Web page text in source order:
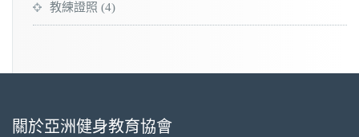
教練證照 (4)
關於亞洲健身教育協會